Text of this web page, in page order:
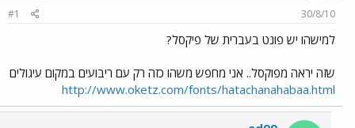
ו
ש
א
ר
30/8/10
#1
למישהו יש פונט בעברית של פיקסל?
שזה יראה מפוקסל.. אני מחפש משהו כזה רק עם ריבועים במקום עיגולים
http://www.oketz.com/fonts/hatachanahabaa.html